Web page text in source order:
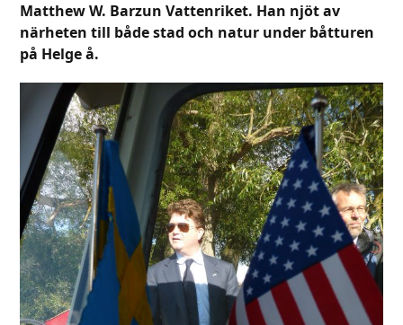
Matthew W. Barzun Vattenriket. Han njöt av
närheten till både stad och natur under båtturen
på Helge å.